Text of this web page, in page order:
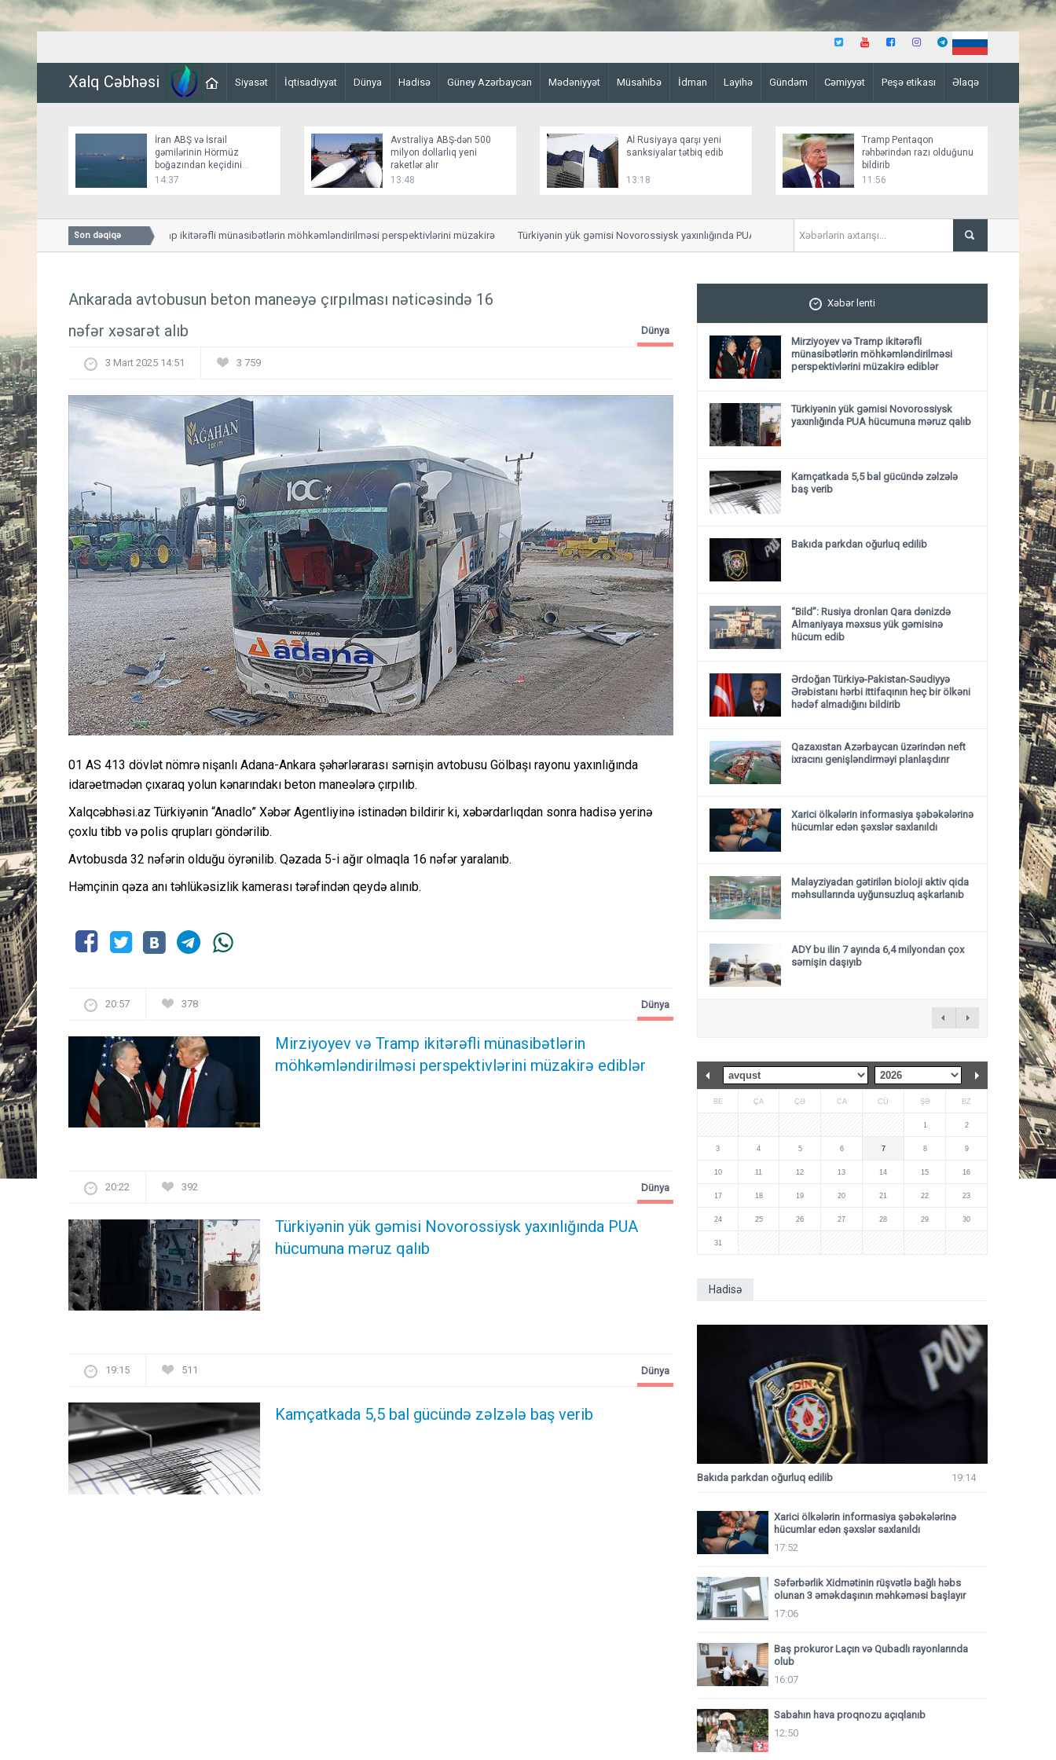
Xalq Cəbhəsi Siyasət İqtisadiyyat Dünya Hadisə Güney Azərbaycan Mədəniyyət Müsahibə İdman Layihə Gündəm Cəmiyyət Peşə etikası Əlaqə
İran ABŞ və İsrail
gəmilərinin Hörmüz
boğazından keçidini
bağlayır
14:37
Avstraliya ABŞ-dən 500
milyon dollarlıq yeni
raketlər alır
13:48
Aİ Rusiyaya qarşı yeni
sanksiyalar tətbiq edib
13:18
Tramp Pentaqon
rəhbərindən razı olduğunu
bildirib
11:56
Son dəqiqə
Mirziyoyev və Tramp ikitərəfli münasibətlərin möhkəmləndirilməsi perspektivlərini müzakirə
ediblər
Türkiyənin yük gəmisi Novorossiysk yaxınlığında PUA hücumuna məruz qalıb Kamçatkada 5,5 bal
Ankarada avtobusun beton maneəyə çırpılması nəticəsində 16
nəfər xəsarət alıb
Dünya
3 Mart 2025 14:51 3 759
01 AS 413 dövlət nömrə nişanlı Adana-Ankara şəhərlərarası sərnişin avtobusu Gölbaşı rayonu yaxınlığında
idarəetmədən çıxaraq yolun kənarındakı beton maneələrə çırpılıb.
Xalqcəbhəsi.az Türkiyənin “Anadlo” Xəbər Agentliyinə istinadən bildirir ki, xəbərdarlıqdan sonra hadisə yerinə
çoxlu tibb və polis qrupları göndərilib.
Avtobusda 32 nəfərin olduğu öyrənilib. Qəzada 5-i ağır olmaqla 16 nəfər yaralanıb.
Həmçinin qəza anı təhlükəsizlik kamerası tərəfindən qeydə alınıb.
20:57 378
Mirziyoyev və Tramp ikitərəfli münasibətlərin
möhkəmləndirilməsi perspektivlərini müzakirə ediblər
Dünya
20:22 392
Türkiyənin yük gəmisi Novorossiysk yaxınlığında PUA
hücumuna məruz qalıb
Dünya
19:15 511
Kamçatkada 5,5 bal gücündə zəlzələ baş verib
Dünya
Xəbər lenti
Mirziyoyev və Tramp ikitərəfli
münasibətlərin möhkəmləndirilməsi
perspektivlərini müzakirə ediblər
Türkiyənin yük gəmisi Novorossiysk
yaxınlığında PUA hücumuna məruz qalıb
Kamçatkada 5,5 bal gücündə zəlzələ
baş verib
Bakıda parkdan oğurluq edilib
“Bild”: Rusiya dronları Qara dənizdə
Almaniyaya məxsus yük gəmisinə
hücum edib
Ərdoğan Türkiyə-Pakistan-Səudiyyə
Ərəbistanı hərbi ittifaqının heç bir ölkəni
hədəf almadığını bildirib
Qazaxıstan Azərbaycan üzərindən neft
ixracını genişləndirməyi planlaşdırır
Xarici ölkələrin informasiya şəbəkələrinə
hücumlar edən şəxslər saxlanıldı
Malayziyadan gətirilən bioloji aktiv qida
məhsullarında uyğunsuzluq aşkarlanıb
ADY bu ilin 7 ayında 6,4 milyondan çox
sərnişin daşıyıb
BE ÇA ÇƏ CA CÜ ŞƏ BZ
1 2
3 4 5 6 7 8 9
10 11 12 13 14 15 16
17 18 19 20 21 22 23
24 25 26 27 28 29 30
31
Hadisə
Bakıda parkdan oğurluq edilib 19:14
Xarici ölkələrin informasiya şəbəkələrinə
hücumlar edən şəxslər saxlanıldı
17:52
Səfərbərlik Xidmətinin rüşvətlə bağlı həbs
olunan 3 əməkdaşının məhkəməsi başlayır
17:06
Baş prokuror Laçın və Qubadlı rayonlarında
olub
16:07
Sabahın hava proqnozu açıqlanıb
12:50